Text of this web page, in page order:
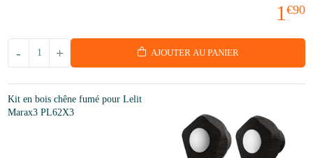
1 €90
+
- AJOUTER AU PANIER
Kit en bois chêne fumé pour Lelit
Marax3 PL62X3